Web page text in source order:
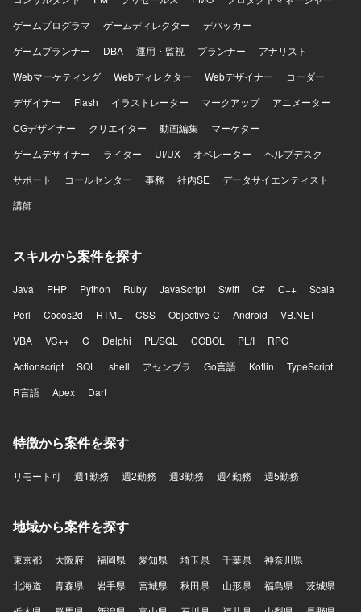
ゲームプログラマ
ゲームディレクター
デバッカー
ゲームプランナー
DBA 運用・監視 プランナー
アナリスト
Webマーケティング
Webディレクター Webデザイナー
コーダー
デザイナー
Flash イラストレーター マークアップ
アニメーター
CGデザイナー
クリエイター 動画編集
マーケター
ゲームデザイナー
ライター UI/UX オペレーター
ヘルプデスク
サポート
コールセンター 事務 社内SE
データサイエンティスト
講師
スキルから案件を探す
Java PHP Python Ruby JavaScript Swift C# C++
Scala
Perl
Cocos2d HTML CSS Objective-C Android
VB.NET
VBA
VC++ C Delphi PL/SQL COBOL PL/I
RPG
Actionscript
SQL shell アセンブラ Go言語 Kotlin
TypeScript
R言語
Apex Dart
特徴から案件を探す
リモート可 週1勤務 週2勤務 週3勤務 週4勤務 週5勤務
地域から案件を探す
東京都 大阪府 福岡県 愛知県 埼玉県 千葉県
神奈川県
北海道
青森県 岩手県 宮城県 秋田県 山形県 福島県
茨城県